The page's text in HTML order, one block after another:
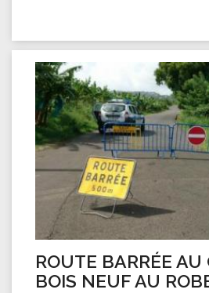
ROUTE BARRÉE AU
BOIS NEUF AU